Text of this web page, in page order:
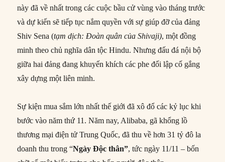
này đã về nhất trong các cuộc bầu cử vùng vào tháng trước
và dự kiến sẽ tiếp tục nắm quyền với sự giúp đỡ của đảng
Shiv Sena (tạm dịch: Đoàn quân của Shivaji), một đồng
minh theo chủ nghĩa dân tộc Hindu. Nhưng đấu đá nội bộ
giữa hai đảng đang khuyến khích các phe đối lập cố gắng
xây dựng một liên minh.
Sự kiện mua sắm lớn nhất thế giới đã xô đổ các kỷ lục khi
bước vào năm thứ 11. Năm nay, Alibaba, gã khổng lồ
thương mại điện tử Trung Quốc, đã thu về hơn 31 tỷ đô la
doanh thu trong “Ngày Độc thân”, tức ngày 11/11 – bốn